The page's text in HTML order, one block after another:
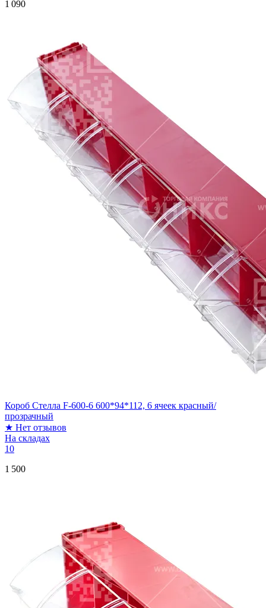
1 090
Короб Стелла F-600-6 600*94*112, 6 ячеек красный/
прозрачный
★ Нет отзывов
На складах
10
1 500